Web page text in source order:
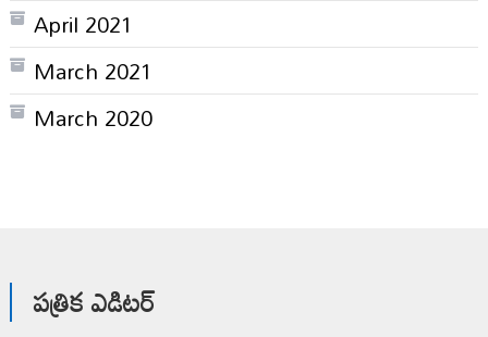
April 2021
March 2021
March 2020
పత్రిక ఎడిటర్